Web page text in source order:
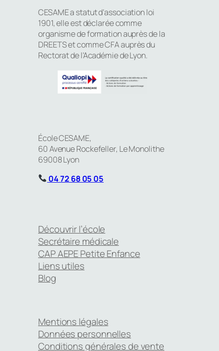
CESAME a statut d’association loi
1901, elle est déclarée comme
organisme de formation auprès de la
DREETS et comme CFA auprès du
Rectorat de l’Académie de Lyon.
École CESAME,
60 Avenue Rockefeller, Le Monolithe
69008 Lyon
04 72 68 05 05
Découvrir l’école
Secrétaire médicale
CAP AEPE Petite Enfance
Liens utiles
Blog
Mentions légales
Données personnelles
Conditions générales de vente